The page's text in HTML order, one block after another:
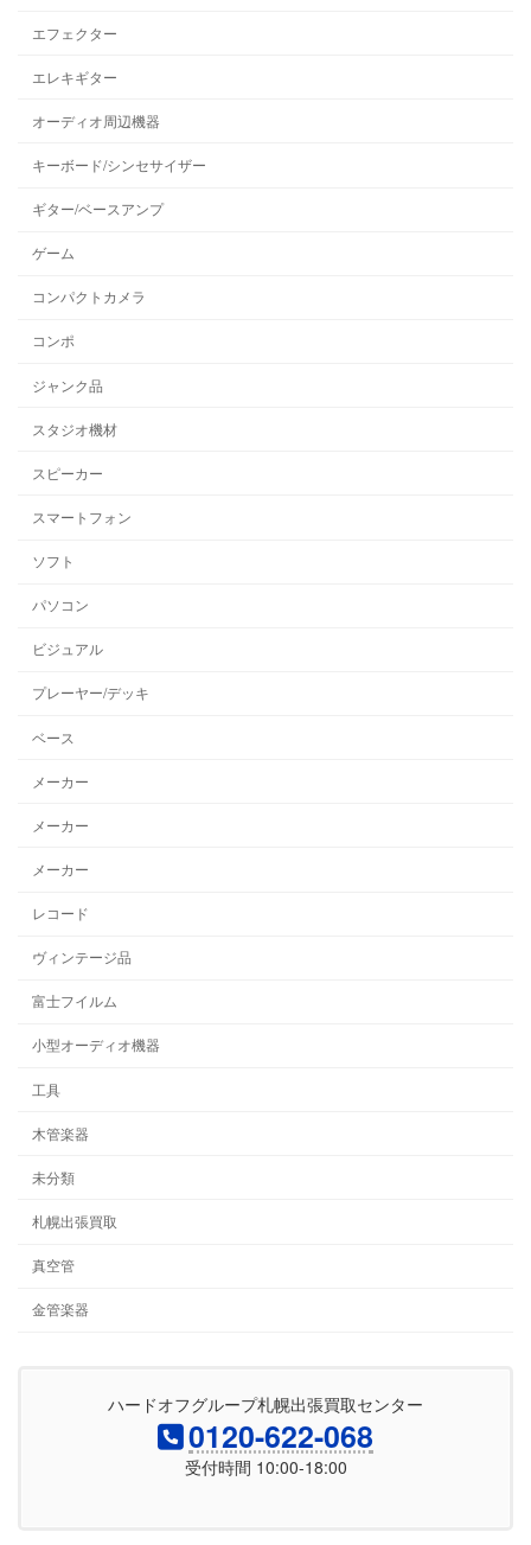
エフェクター
エレキギター
オーディオ周辺機器
キーボード/シンセサイザー
ギター/ベースアンプ
ゲーム
コンパクトカメラ
コンポ
ジャンク品
スタジオ機材
スピーカー
スマートフォン
ソフト
パソコン
ビジュアル
プレーヤー/デッキ
ベース
メーカー
メーカー
メーカー
レコード
ヴィンテージ品
富士フイルム
小型オーディオ機器
工具
木管楽器
未分類
札幌出張買取
真空管
金管楽器
ハードオフグループ札幌出張買取センター
0120-622-068
受付時間 10:00-18:00